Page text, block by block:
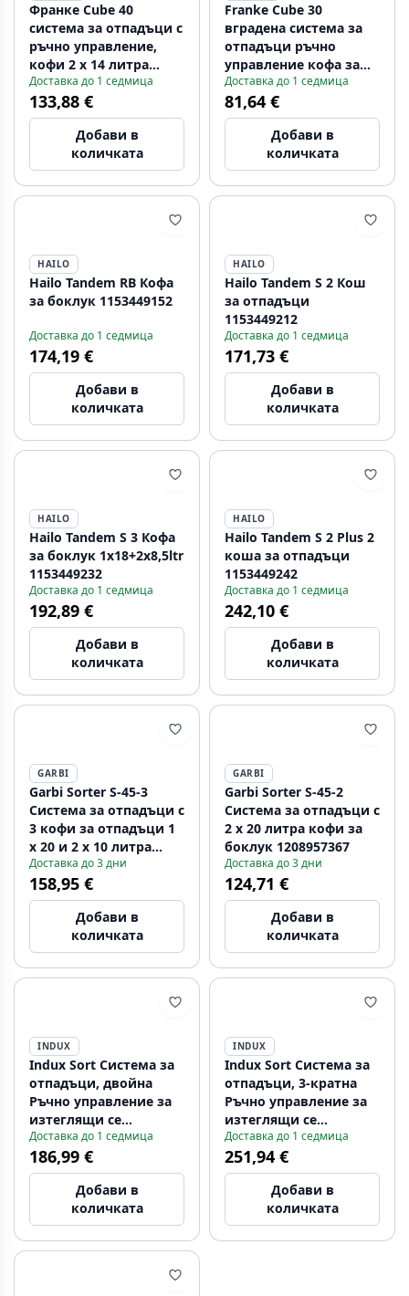
Франке Cube 40
система за отпадъци с
ръчно управление,
кофи 2 x 14 литра
1340039330
Доставка до 1 седмица
133,88 €
Добави в
количката
Franke Cube 30
вградена система за
отпадъци ръчно
управление кофа за
кухненски отпадъци 2
x 15L 134.0039.553
Доставка до 1 седмица
81,64 €
Добави в
количката
HAILO
Hailo Tandem RB Кофа
за боклук 1153449152
Доставка до 1 седмица
174,19 €
Добави в
количката
HAILO
Hailo Tandem S 2 Кош
за отпадъци
1153449212
Доставка до 1 седмица
171,73 €
Добави в
количката
HAILO
Hailo Tandem S 3 Кофа
за боклук 1x18+2x8,5ltr
1153449232
Доставка до 1 седмица
192,89 €
Добави в
количката
HAILO
Hailo Tandem S 2 Plus 2
коша за отпадъци
1153449242
Доставка до 1 седмица
242,10 €
Добави в
количката
GARBI
Garbi Sorter S-45-3
Система за отпадъци с
3 кофи за отпадъци 1
x 20 и 2 x 10 литра
1208957366
Доставка до 3 дни
158,95 €
Добави в
количката
GARBI
Garbi Sorter S-45-2
Система за отпадъци с
2 x 20 литра кофи за
боклук 1208957367
Доставка до 3 дни
124,71 €
Добави в
количката
INDUX
Indux Sort Система за
отпадъци, двойна
Ръчно управление за
изтеглящи се
чекмеджета
1208972319
Доставка до 1 седмица
186,99 €
Добави в
количката
INDUX
Indux Sort Система за
отпадъци, 3-кратна
Ръчно управление за
изтеглящи се
чекмеджета
1208972320
Доставка до 1 седмица
251,94 €
Добави в
количката